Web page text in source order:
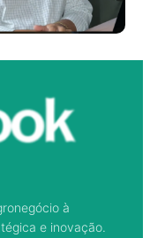
à
e inovação.